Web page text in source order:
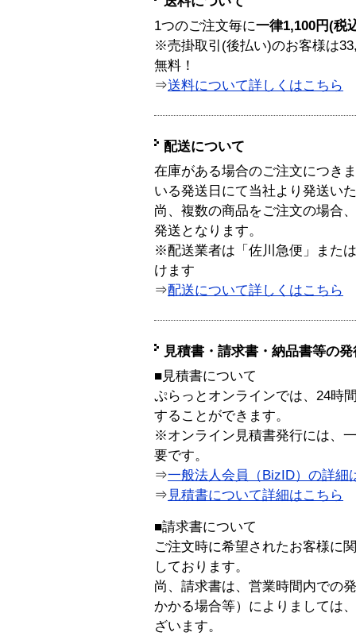
1つのご注文毎に一律1,100円(税
※売掛取引(後払い)のお客様は
無料！
⇒送料について詳しくはこちら
配送について
在庫がある場合のご注文につき
いる発送日にて当社より発送い
尚、複数の商品をご注文の場合
発送となります。
※配送業者は「佐川急便」また
けます
⇒配送について詳しくはこちら
見積書・請求書・納品書等の
■見積書について
ぷらっとオンラインでは、24時
することができます。
※オンライン見積書発行には、
要です。
⇒一般法人会員（BizID）の詳細
⇒ 見積書について詳細はこちら
■請求書について
ご注文時に希望されたお客様に
しております。
尚、請求書は、営業時間内での
かかる場合等）によりましては
ざいます。